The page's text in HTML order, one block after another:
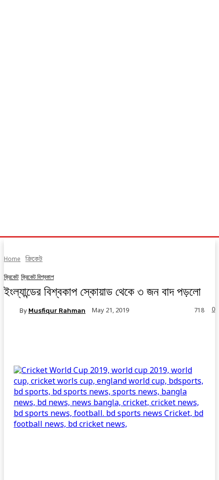
Home ক্রিকেট
ক্রিকেট ক্রিকেট বিশ্বকাপ
ইংল্যান্ডের বিশ্বকাপ স্কোয়াড থেকে ৩ জন বাদ পড়লো
By Musfiqur Rahman May 21, 2019 0
718